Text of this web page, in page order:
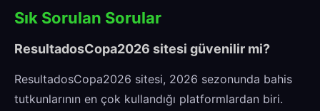
Sık Sorulan Sorular
ResultadosCopa2026 sitesi güvenilir mi?
ResultadosCopa2026 sitesi, 2026 sezonunda bahis
tutkunlarının en çok kullandığı platformlardan biri.